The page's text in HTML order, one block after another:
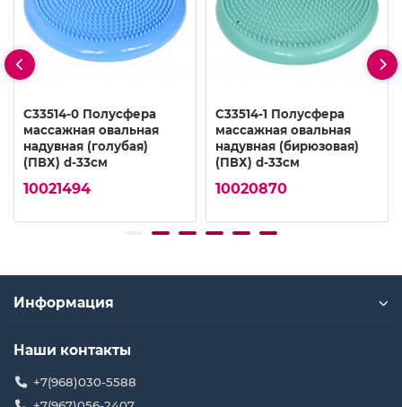
C33514-0 Полусфера
массажная овальная
надувная (голубая)
(ПВХ) d-33см
10021494
C33514-1 Полусфера
массажная овальная
надувная (бирюзовая)
(ПВХ) d-33см
10020870
Информация
Наши контакты
+7(968)030-5588